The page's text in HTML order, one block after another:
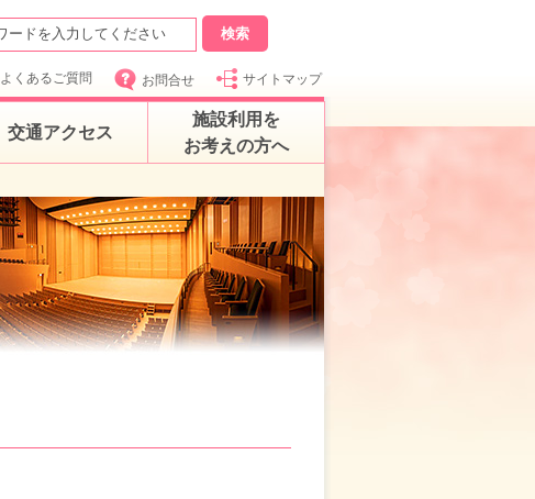
よくあるご質問 お問合せ サイトマップ
交通アクセス
施設利用を
お考えの方へ